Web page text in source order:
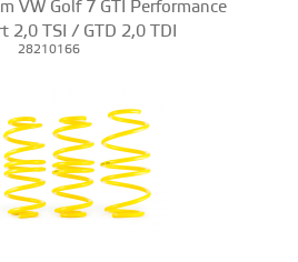
VW Golf 7 GTI Performance
2,0 TSI / GTD 2,0 TDI
28210166